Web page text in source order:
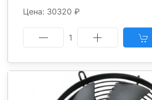
Цена: 30320 ₽
1